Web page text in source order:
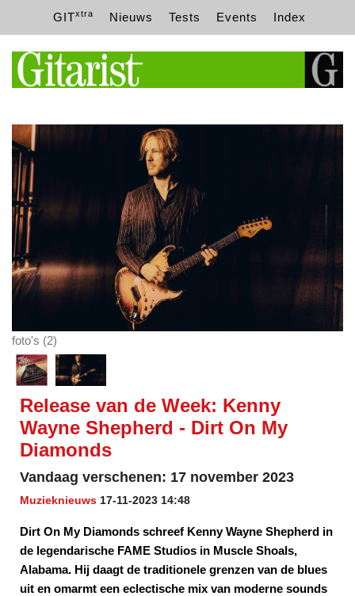
GITxtra Nieuws Tests Events Index
foto's (2)
Release van de Week: Kenny
Wayne Shepherd - Dirt On My
Diamonds
Vandaag verschenen: 17 november 2023
Muzieknieuws 17-11-2023 14:48
Dirt On My Diamonds schreef Kenny Wayne Shepherd in
de legendarische FAME Studios in Muscle Shoals,
Alabama. Hij daagt de traditionele grenzen van de blues
uit en omarmt een eclectische mix van moderne sounds